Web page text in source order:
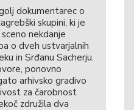
dokumentarec o
skupini, ki je
nekdanje
o dveh ustvarjalnih
in Srđanu Sacherju.
ponovno
arhivsko gradivo
za čarobnost
združila dva